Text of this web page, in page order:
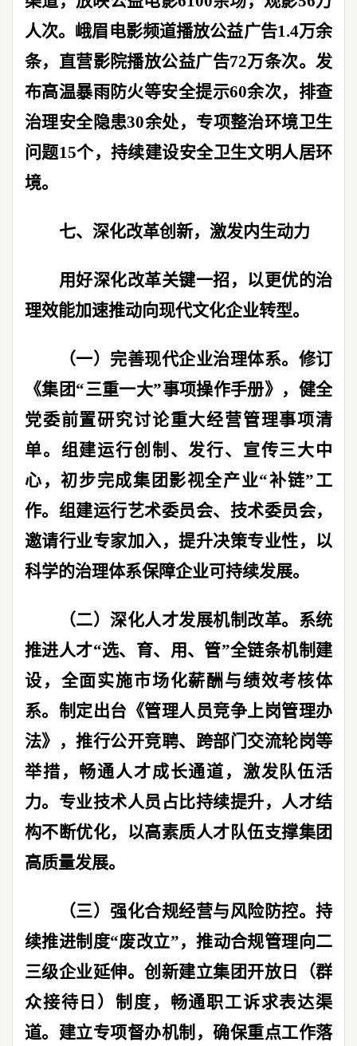
人次。峨眉电影频道播放公益广告1.4万余
条，直营影院播放公益广告72万条次。发
布高温暴雨防火等安全提示60余次，排查
治理安全隐患30余处，专项整治环境卫生
问题15个，持续建设安全卫生文明人居环
境。
七、深化改革创新，激发内生动力
用好深化改革关键一招，以更优的治
理效能加速推动向现代文化企业转型。
（一）完善现代企业治理体系。 修订
《集团“三重一大”事项操作手册》，健全
党委前置研究讨论重大经营管理事项清
单。组建运行创制、发行、宣传三大中
心，初步完成集团影视全产业“补链”工
作。组建运行艺术委员会、技术委员会，
邀请行业专家加入，提升决策专业性，以
科学的治理体系保障企业可持续发展。
（二）深化人才发展机制改革。 系统
推进人才“选、育、用、管”全链条机制建
设，全面实施市场化薪酬与绩效考核体
系。制定出台《管理人员竞争上岗管理办
法》，推行公开竞聘、跨部门交流轮岗等
举措，畅通人才成长通道，激发队伍活
力。专业技术人员占比持续提升，人才结
构不断优化，以高素质人才队伍支撑集团
高质量发展。
（三）强化合规经营与风险防控。 持
续推进制度“废改立”，推动合规管理向二
三级企业延伸。创新建立集团开放日（群
众接待日）制度，畅通职工诉求表达渠
道。建立专项督办机制，确保重点工作落